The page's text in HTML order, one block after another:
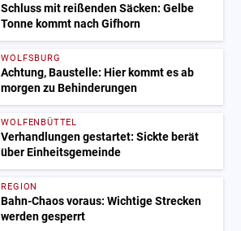
Schluss mit reißenden Säcken: Gelbe
Tonne kommt nach Gifhorn
WOLFSBURG
Achtung, Baustelle: Hier kommt es ab
morgen zu Behinderungen
WOLFENBÜTTEL
Verhandlungen gestartet: Sickte berät
über Einheitsgemeinde
REGION
Bahn-Chaos voraus: Wichtige Strecken
werden gesperrt